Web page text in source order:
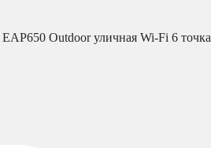
EAP650 Outdoor уличная Wi-Fi 6